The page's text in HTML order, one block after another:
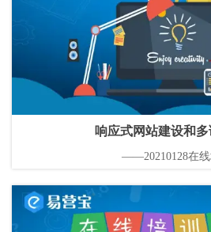
响应式网站建设和
——20210128在线